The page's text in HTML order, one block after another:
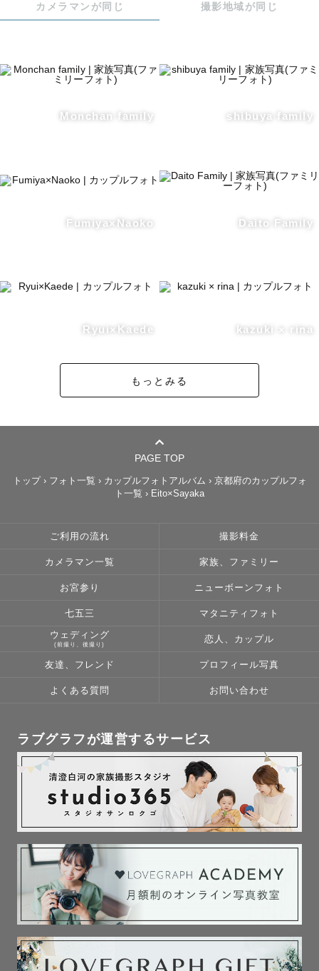
カメラマンが同じ 撮影地域が同じ
Monchan family shibuya family
Fumiya×Naoko Daito Family
Ryui×Kaede kazuki × rina
もっとみる
PAGE TOP
トップ› フォト一覧 › カップルフォトアルバム › 京都府のカップルフォ
ト一覧 › Eito×Sayaka
ご利用の流れ 撮影料金
カメラマン一覧 家族、ファミリー
お宮参り ニューボーンフォト
七五三 マタニティフォト
ウェディング
(前撮り、後撮り)
恋人、カップル
友達、フレンド プロフィール写真
よくある質問 お問い合わせ
ラブグラフが運営するサービス